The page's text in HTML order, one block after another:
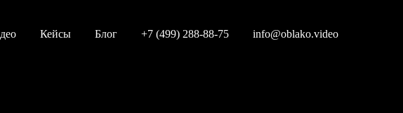
Кейсы Блог +7 (499) 288-88-75 info@oblako.video